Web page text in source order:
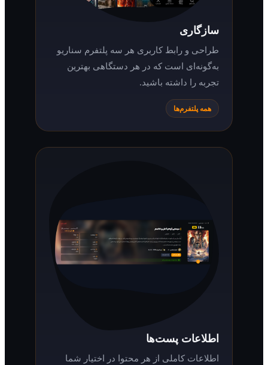
طراحی و رابط کاربری هر سه پلتفرم سناریو
به‌گونه‌ای است که در هر دستگاهی بهترین
تجربه را داشته باشید.
همه پلتفرم‌ها
اطلاعات پست‌ها
اطلاعات کاملی از هر محتوا در اختیار شما